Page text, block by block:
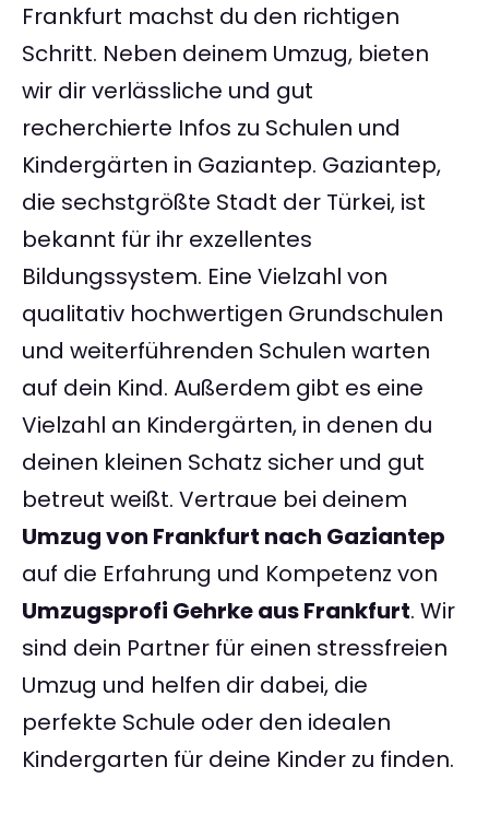
Frankfurt machst du den richtigen
Schritt. Neben deinem Umzug, bieten
wir dir verlässliche und gut
recherchierte Infos zu Schulen und
Kindergärten in Gaziantep. Gaziantep,
die sechstgrößte Stadt der Türkei, ist
bekannt für ihr exzellentes
Bildungssystem. Eine Vielzahl von
qualitativ hochwertigen Grundschulen
und weiterführenden Schulen warten
auf dein Kind. Außerdem gibt es eine
Vielzahl an Kindergärten, in denen du
deinen kleinen Schatz sicher und gut
betreut weißt. Vertraue bei deinem
Umzug von Frankfurt nach Gaziantep
auf die Erfahrung und Kompetenz von
Umzugsprofi Gehrke aus Frankfurt. Wir
sind dein Partner für einen stressfreien
Umzug und helfen dir dabei, die
perfekte Schule oder den idealen
Kindergarten für deine Kinder zu finden.